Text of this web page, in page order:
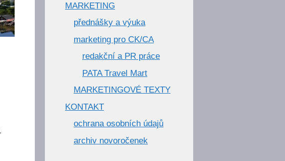
MARKETING
přednášky a výuka
marketing pro CK/CA
redakční a PR práce
PATA Travel Mart
MARKETINGOVÉ TEXTY
KONTAKT
ochrana osobních údajů
archiv novoročenek